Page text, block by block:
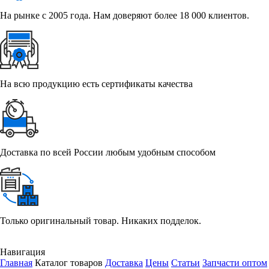
На рынке с 2005 года. Нам доверяют более 18 000 клиентов.
На всю продукцию есть сертификаты качества
Доставка по всей России любым удобным способом
Только оригинальный товар. Никаких подделок.
Навигация
Главная Каталог товаров Доставка Цены Статьи Запчасти оптом